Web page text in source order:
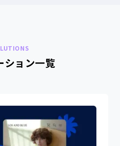
ション一覧